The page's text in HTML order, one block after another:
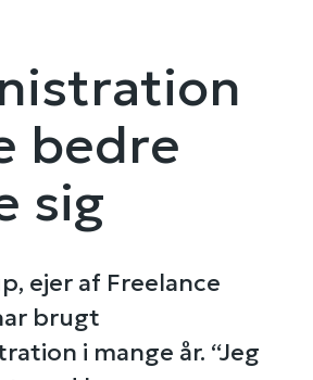
bedre
sig
ejer af Freelance
brugt
i mange år. “Jeg